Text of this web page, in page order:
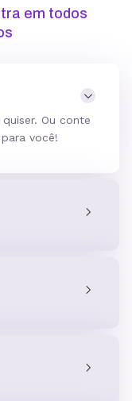
em todos
Ou conte
você!